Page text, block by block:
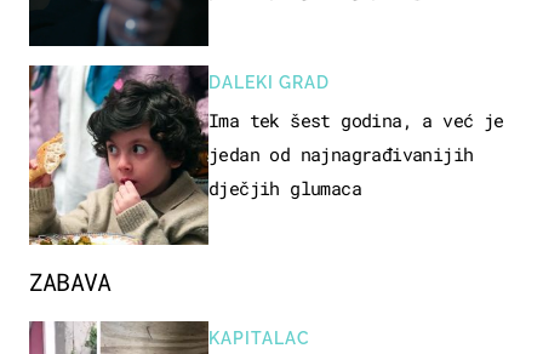
ZABAVA
KAPITALAC
DALEKI GRAD
Ima tek šest godina, a već je
jedan od najnagrađivanijih
dječjih glumaca